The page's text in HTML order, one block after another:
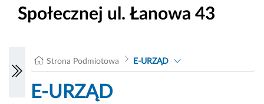
Społecznej ul. Łanowa 43
Strona Podmiotowa E-URZĄD
E-URZĄD